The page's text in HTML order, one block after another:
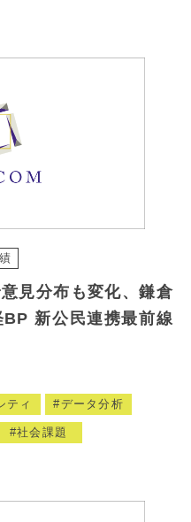
見分布も変化、鎌倉
新公民連携最前線
ティ データ分析
社会課題